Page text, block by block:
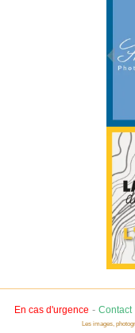
En cas d'urgence - Contact
Les images,